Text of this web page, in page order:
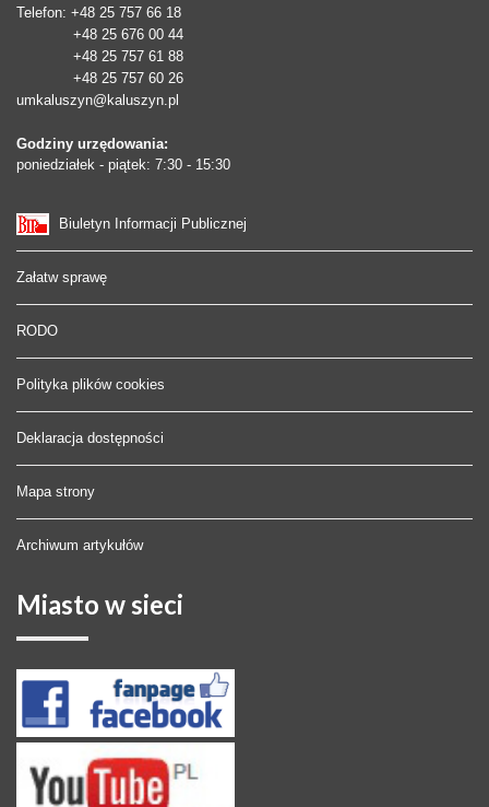
Telefon: +48 25 757 66 18
+48 25 676 00 44
+48 25 757 61 88
+48 25 757 60 26
umkaluszyn@kaluszyn.pl
Godziny urzędowania:
poniedziałek - piątek: 7:30 - 15:30
Biuletyn Informacji Publicznej
Załatw sprawę
RODO
Polityka plików cookies
Deklaracja dostępności
Mapa strony
Archiwum artykułów
Miasto w sieci